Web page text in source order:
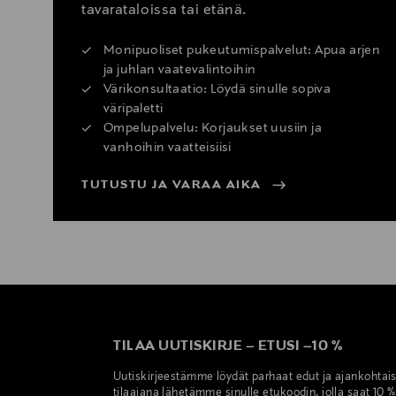
tavarataloissa tai etänä.
Monipuoliset pukeutumispalvelut: Apua arjen
ja juhlan vaatevalintoihin
Värikonsultaatio: Löydä sinulle sopiva
väripaletti
Ompelupalvelu: Korjaukset uusiin ja
vanhoihin vaatteisiisi
TUTUSTU JA VARAA AIKA
TILAA UUTISKIRJE – ETUSI –10 %
Uutiskirjeestämme löydät parhaat edut ja
tilaajana lähetämme sinulle etukoodin, jolla saat 10